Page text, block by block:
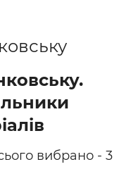
вибрано - 3